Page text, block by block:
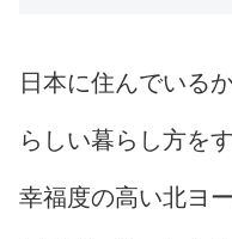
日本に住んでいる
らしい暮らし方を
幸福度の高い北ヨ